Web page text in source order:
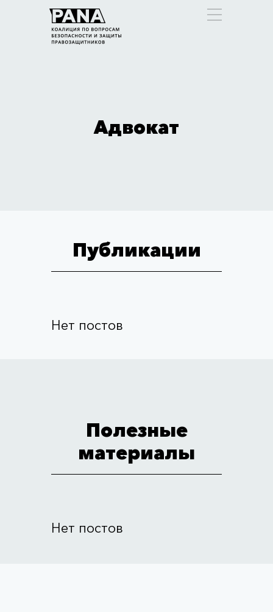
Адвокат
Публикации
Нет постов
Полезные
материалы
Нет постов